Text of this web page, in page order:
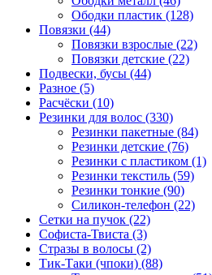
Ободки пластик (128)
Повязки (44)
Повязки взрослые (22)
Повязки детские (22)
Подвески, бусы (44)
Разное (5)
Расчёски (10)
Резинки для волос (330)
Резинки пакетные (84)
Резинки детские (76)
Резинки с пластиком (1)
Резинки текстиль (59)
Резинки тонкие (90)
Силикон-телефон (22)
Сетки на пучок (22)
Софиста-Твиста (3)
Стразы в волосы (2)
Тик-Таки (чпоки) (88)